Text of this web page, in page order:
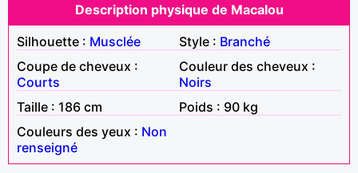
Description physique de Macalou
Silhouette : Musclée Style : Branché
Coupe de cheveux :
Courts
Couleur des cheveux :
Noirs
Taille : 186 cm
Poids : 90 kg
Couleurs des yeux : Non
renseigné